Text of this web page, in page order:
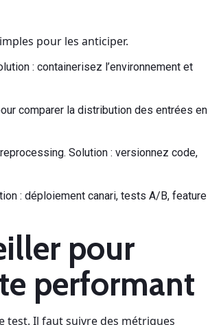
pour les anticiper.
: containerisez l’environnement et
comparer la distribution des entrées en
Solution : versionnez code,
: déploiement canari, tests A/B, feature
pour
performant
test. Il faut suivre des métriques